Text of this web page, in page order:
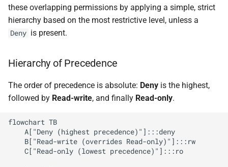
these overlapping permissions by applying a simple, strict
hierarchy based on the most restrictive level, unless a
Deny is present.
Hierarchy of Precedence
The order of precedence is absolute: Deny is the highest,
followed by Read-write, and finally Read-only.
flowchart TB